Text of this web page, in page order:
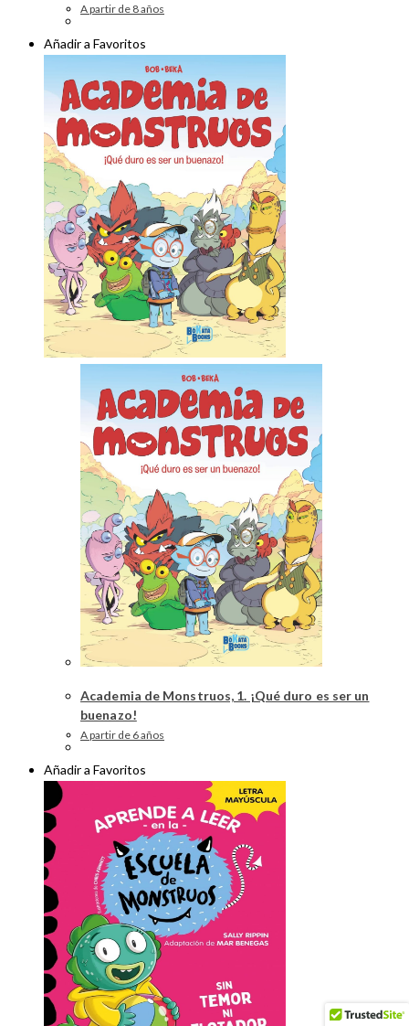
A partir de 8 años
Añadir a Favoritos
Academia de Monstruos, 1. ¡Qué duro es ser un
buenazo!
A partir de 6 años
Añadir a Favoritos